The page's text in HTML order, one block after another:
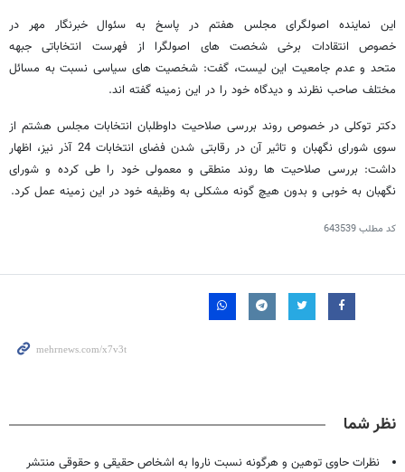
این نماینده اصولگرای مجلس هفتم در پاسخ به سئوال خبرنگار مهر در
خصوص انتقادات برخی شخصت های اصولگرا از فهرست انتخاباتی جبهه
متحد و عدم جامعیت این لیست، گفت: شخصیت های سیاسی نسبت به مسائل
مختلف صاحب نظرند و دیدگاه خود را در این زمینه گفته اند.
دکتر توکلی در خصوص روند بررسی صلاحیت داوطلبان انتخابات مجلس هشتم از
سوی شورای نگهبان و تاثیر آن در رقابتی شدن فضای انتخابات 24 آذر نیز، اظهار
داشت: بررسی صلاحیت ها روند منطقی و معمولی خود را طی کرده و شورای
نگهبان به خوبی و بدون هیچ گونه مشکلی به وظیفه خود در این زمینه عمل کرد.
کد مطلب643539
نظر شما
نظرات حاوی توهین و هرگونه نسبت ناروا به اشخاص حقیقی و حقوقی منتشر